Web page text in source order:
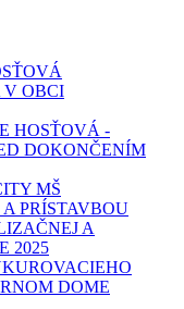
V OBCI
HOSŤOVÁ -
DOKONČENÍM
MŠ
PRÍSTAVBOU
A
2025
DOME